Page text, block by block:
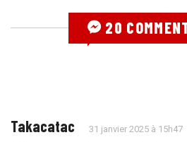
20
Takacatac 31 janvier 2025 à 15h47